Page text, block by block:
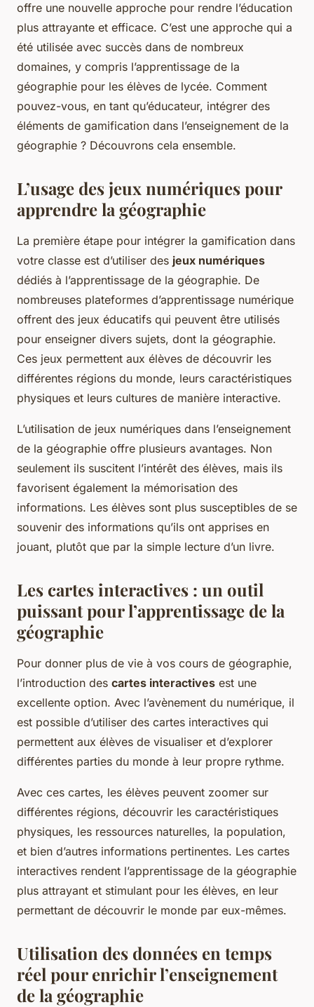
offre une nouvelle approche pour rendre l’éducation
plus attrayante et efficace. C’est une approche qui a
été utilisée avec succès dans de nombreux
domaines, y compris l’apprentissage de la
géographie pour les élèves de lycée. Comment
pouvez-vous, en tant qu’éducateur, intégrer des
éléments de gamification dans l’enseignement de la
géographie ? Découvrons cela ensemble.
L’usage des jeux numériques pour
apprendre la géographie
La première étape pour intégrer la gamification dans
votre classe est d’utiliser des jeux numériques
dédiés à l’apprentissage de la géographie. De
nombreuses plateformes d’apprentissage numérique
offrent des jeux éducatifs qui peuvent être utilisés
pour enseigner divers sujets, dont la géographie.
Ces jeux permettent aux élèves de découvrir les
différentes régions du monde, leurs caractéristiques
physiques et leurs cultures de manière interactive.
L’utilisation de jeux numériques dans l’enseignement
de la géographie offre plusieurs avantages. Non
seulement ils suscitent l’intérêt des élèves, mais ils
favorisent également la mémorisation des
informations. Les élèves sont plus susceptibles de se
souvenir des informations qu’ils ont apprises en
jouant, plutôt que par la simple lecture d’un livre.
Les cartes interactives : un outil
puissant pour l’apprentissage de la
géographie
Pour donner plus de vie à vos cours de géographie,
l’introduction des cartes interactives est une
excellente option. Avec l’avènement du numérique, il
est possible d’utiliser des cartes interactives qui
permettent aux élèves de visualiser et d’explorer
différentes parties du monde à leur propre rythme.
Avec ces cartes, les élèves peuvent zoomer sur
différentes régions, découvrir les caractéristiques
physiques, les ressources naturelles, la population,
et bien d’autres informations pertinentes. Les cartes
interactives rendent l’apprentissage de la géographie
plus attrayant et stimulant pour les élèves, en leur
permettant de découvrir le monde par eux-mêmes.
Utilisation des données en temps
réel pour enrichir l’enseignement
de la géographie